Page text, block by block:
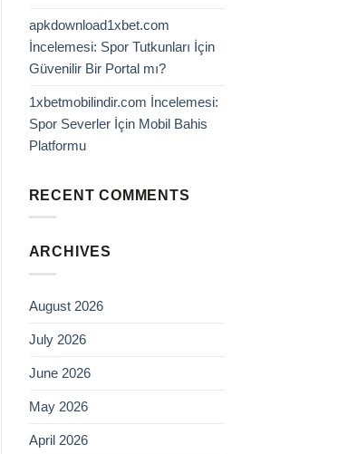
apkdownload1xbet.com
İncelemesi: Spor Tutkunları İçin
Güvenilir Bir Portal mı?
1xbetmobilindir.com İncelemesi:
Spor Severler İçin Mobil Bahis
Platformu
RECENT COMMENTS
ARCHIVES
August 2026
July 2026
June 2026
May 2026
April 2026